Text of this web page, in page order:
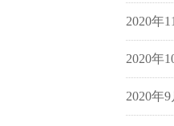
2020年
2020年
2020年